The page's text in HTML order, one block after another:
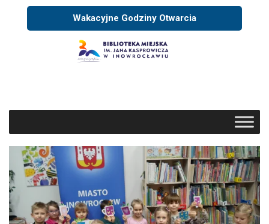
Wakacyjne Godziny Otwarcia